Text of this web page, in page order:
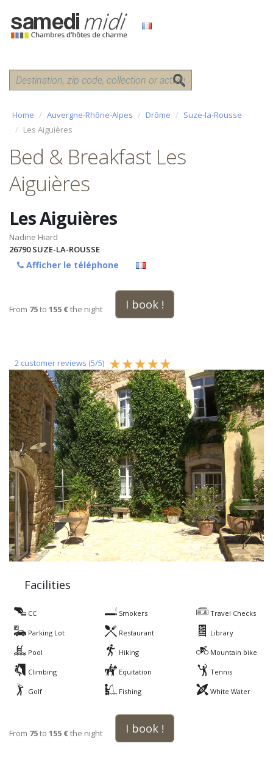
Home Auvergne-Rhône-Alpes Drôme
Suze-la-Rousse
Les Aiguières
Bed & Breakfast Les
Aiguières
Les Aiguières
Nadine Hiard
26790 SUZE-LA-ROUSSE
Afficher le téléphone
From 75to 155 €the night I book !
2 customer reviews (5/5)
Facilities
CC Smokers Travel Checks
Parking Lot Restaurant Library
Pool Hiking Mountain bike
Climbing Equitation Tennis
Golf Fishing White Water
From 75to 155 €the night I book !